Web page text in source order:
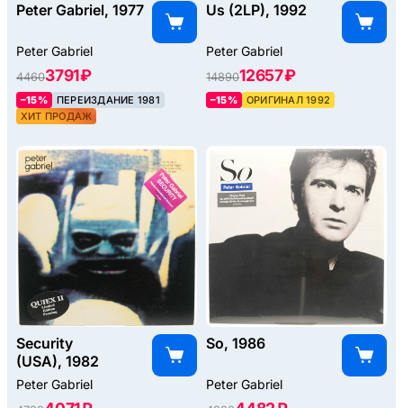
Peter Gabriel, 1977
Peter Gabriel
44603791 ₽
–15%
ПЕРЕИЗДАНИЕ 1981
ХИТ ПРОДАЖ
Us (2LP), 1992
Peter Gabriel
1489012657 ₽
–15% ОРИГИНАЛ 1992
Security
(USA), 1982
Peter Gabriel
So, 1986
Peter Gabriel